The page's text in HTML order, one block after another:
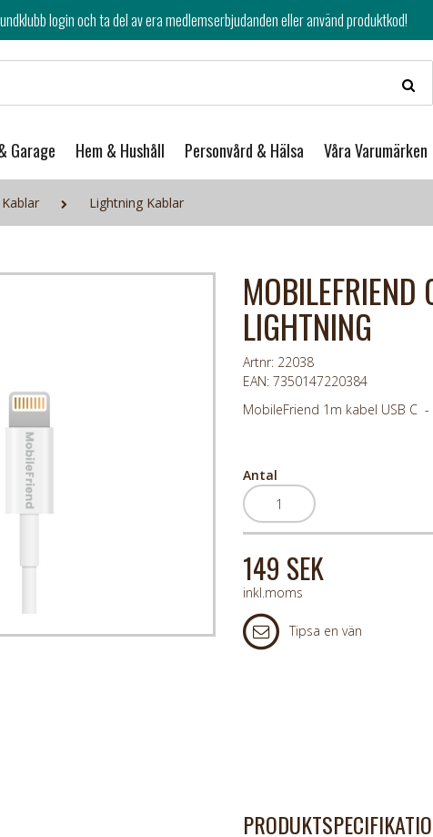
av era medlemserbjudanden eller använd produktkod!
Garage Hem & Hushåll Personvård & Hälsa Våra Varumärken
Lightning Kablar
LIGHTNING
Artnr: 22038
EAN: 7350147220384
MobileFriend 1m kabel USB C
Antal
149 SEK
inkl.moms
Tipsa en vän